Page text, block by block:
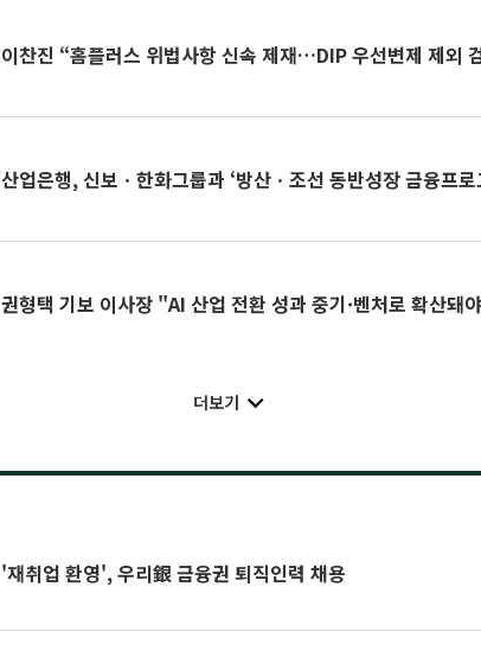
이찬진 “홈플러스 위법사항 신속 제재…DIP 우선변제 제외
산업은행, 신보ㆍ한화그룹과 ‘방산ㆍ조선 동반성장 금융프로
권형택 기보 이사장 "AI 산업 전환 성과 중기·벤처로 확산돼
더보기
'재취업 환영', 우리銀 금융권 퇴직인력 채용